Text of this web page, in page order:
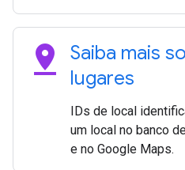
pin_drop
Saiba mais
lugares
IDs de local
um local no banco
e no Google Maps.